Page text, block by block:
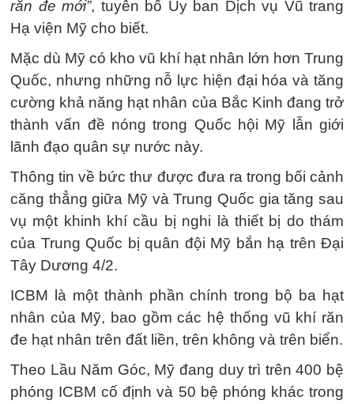
răn đe mới”, tuyên bố Ủy ban Dịch vụ Vũ trang
Hạ viện Mỹ cho biết.
Mặc dù Mỹ có kho vũ khí hạt nhân lớn hơn Trung
Quốc, nhưng những nỗ lực hiện đại hóa và tăng
cường khả năng hạt nhân của Bắc Kinh đang trở
thành vấn đề nóng trong Quốc hội Mỹ lẫn giới
lãnh đạo quân sự nước này.
Thông tin về bức thư được đưa ra trong bối cảnh
căng thẳng giữa Mỹ và Trung Quốc gia tăng sau
vụ một khinh khí cầu bị nghi là thiết bị do thám
của Trung Quốc bị quân đội Mỹ bắn hạ trên Đại
Tây Dương 4/2.
ICBM là một thành phần chính trong bộ ba hạt
nhân của Mỹ, bao gồm các hệ thống vũ khí răn
đe hạt nhân trên đất liền, trên không và trên biển.
Theo Lầu Năm Góc, Mỹ đang duy trì trên 400 bệ
phóng ICBM cố định và 50 bệ phóng khác trong